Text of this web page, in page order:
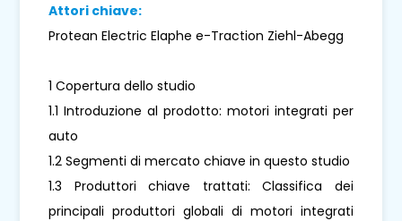
Attori chiave:
Protean Electric Elaphe e-Traction Ziehl-Abegg
1 Copertura dello studio
1.1 Introduzione al prodotto: motori integrati per
auto
1.2 Segmenti di mercato chiave in questo studio
1.3 Produttori chiave trattati: Classifica dei
principali produttori globali di motori integrati